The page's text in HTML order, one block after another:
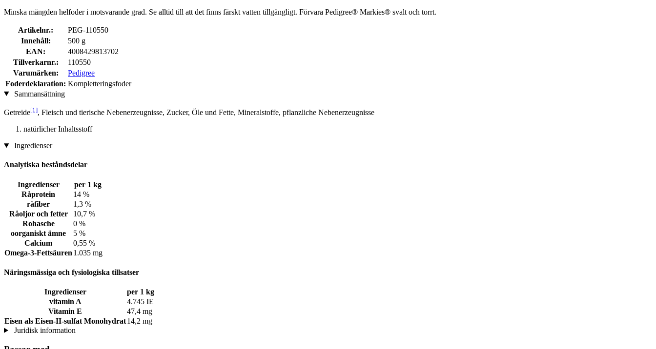
Minska mängden helfoder i motsvarande grad. Se alltid till att det finns färskt vatten tillgängligt. Förvara Pedigree® Markies® svalt och torrt.
Artikelnr.:
PEG-110550
Innehåll:
500 g
EAN:
4008429813702
Tillverkarnr.:
110550
Varumärken:
Pedigree
Foderdeklaration: Kompletteringsfoder
Sammansättning
Getreide[1], Fleisch und tierische Nebenerzeugnisse, Zucker, Öle und Fette, Mineralstoffe, pflanzliche Nebenerzeugnisse
natürlicher Inhaltsstoff
Ingredienser
Analytiska beståndsdelar
Ingredienser
per 1 kg
Råprotein
14 %
råfiber
1,3 %
Råoljor och fetter
10,7 %
Rohasche
0 %
oorganiskt ämne
5 %
Calcium
0,55 %
Omega-3-Fettsäuren 1.035 mg
Näringsmässiga och fysiologiska tillsatser
Ingredienser
per 1 kg
vitamin A
4.745 IE
Vitamin E
47,4 mg
Eisen als Eisen-II-sulfat Monohydrat14,2 mg
Juridisk information